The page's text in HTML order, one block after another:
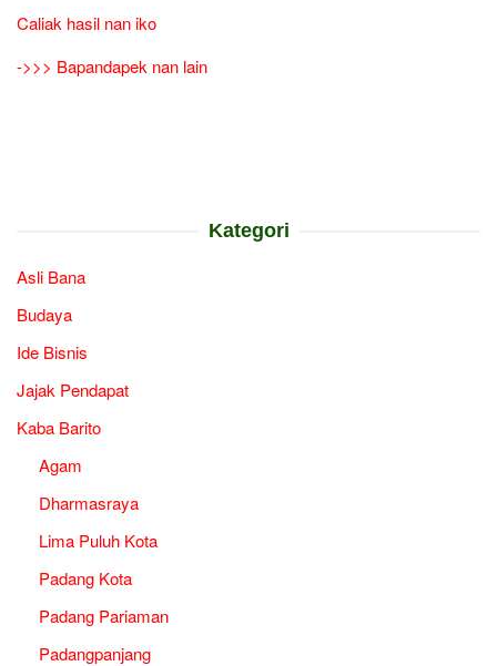
Caliak hasil nan iko
->>> Bapandapek nan lain
Kategori
Asli Bana
Budaya
Ide Bisnis
Jajak Pendapat
Kaba Barito
Agam
Dharmasraya
Lima Puluh Kota
Padang Kota
Padang Pariaman
Padangpanjang